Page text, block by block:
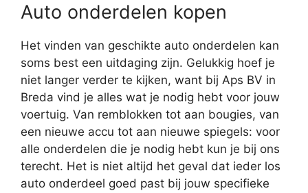
Auto onderdelen kopen
Het vinden van geschikte auto onderdelen kan
soms best een uitdaging zijn. Gelukkig hoef je
niet langer verder te kijken, want bij Aps BV in
Breda vind je alles wat je nodig hebt voor jouw
voertuig. Van remblokken tot aan bougies, van
een nieuwe accu tot aan nieuwe spiegels: voor
alle onderdelen die je nodig hebt kun je bij ons
terecht. Het is niet altijd het geval dat ieder los
auto onderdeel goed past bij jouw specifieke